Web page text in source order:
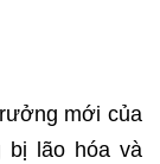
mới của
bị lão hóa và